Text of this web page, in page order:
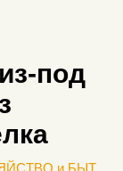
под
и БЫТ